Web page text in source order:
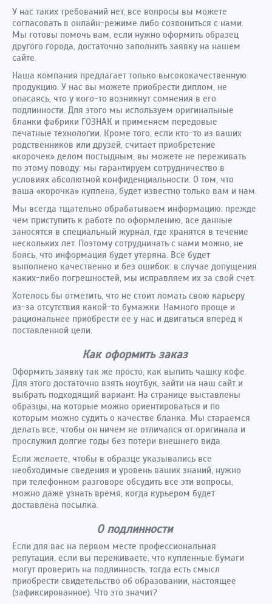
У нас таких требований нет, все вопросы вы можете
согласовать в онлайн-режиме либо созвониться с нами.
Мы готовы помочь вам, если нужно оформить образец
другого города, достаточно заполнить заявку на нашем
сайте.
Наша компания предлагает только высококачественную
продукцию. У нас вы можете приобрести диплом, не
опасаясь, что у кого-то возникнут сомнения в его
подлинности. Для этого мы используем оригинальные
бланки фабрики ГОЗНАК и применяем передовые
печатные технологии. Кроме того, если кто-то из ваших
родственников или друзей, считает приобретение
«корочек» делом постыдным, вы можете не переживать
по этому поводу: мы гарантируем сотрудничество в
условиях абсолютной конфиденциальности. О том, что
ваша «корочка» куплена, будет известно только вам и нам.
Мы всегда тщательно обрабатываем информацию: прежде
чем приступить к работе по оформлению, все данные
заносятся в специальный журнал, где хранятся в течение
нескольких лет. Поэтому сотрудничать с нами можно, не
боясь, что информация будет утеряна. Всё будет
выполнено качественно и без ошибок: в случае допущения
каких-либо погрешностей, мы исправляем их за свой счет.
Хотелось бы отметить, что не стоит ломать свою карьеру
из-за отсутствия какой-то бумажки. Намного проще и
рациональнее приобрести ее у нас и двигаться вперед к
поставленной цели.
Как оформить заказ
Оформить заявку так же просто, как выпить чашку кофе.
Для этого достаточно взять ноутбук, зайти на наш сайт и
выбрать подходящий вариант. На странице выставлены
образцы, на которые можно ориентироваться и по
которым можно судить о качестве бланка. Мы стараемся
делать все, чтобы он ничем не отличался от оригинала и
прослужил долгие годы без потери внешнего вида.
Если желаете, чтобы в образце указывались все
необходимые сведения и уровень ваших знаний, нужно
при телефонном разговоре обсудить все эти вопросы,
можно даже узнать время, когда курьером будет
доставлена посылка.
О подлинности
Если для вас на первом месте профессиональная
репутация, если вы переживаете, что купленные бумаги
могут проверить на подлинность, тогда есть смысл
приобрести свидетельство об образовании, настоящее
(зафиксированное). Что это значит?